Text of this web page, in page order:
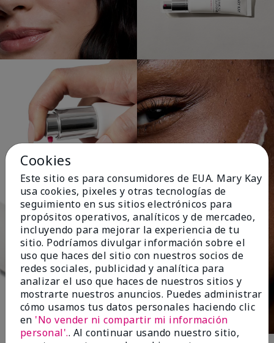
Cookies
Este sitio es para consumidores de EUA. Mary Kay
usa cookies, pixeles y otras tecnologías de
seguimiento en sus sitios electrónicos para
propósitos operativos, analíticos y de mercadeo,
incluyendo para mejorar la experiencia de tu
sitio. Podríamos divulgar información sobre el
uso que haces del sitio con nuestros socios de
redes sociales, publicidad y analítica para
analizar el uso que haces de nuestros sitios y
mostrarte nuestros anuncios. Puedes administrar
cómo usamos tus datos personales haciendo clic
en 'No vender ni compartir mi información
personal'.. Al continuar usando nuestro sitio,